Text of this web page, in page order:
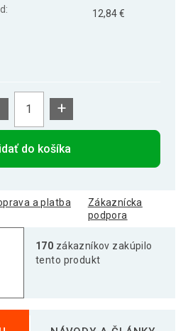
polica Volato, 40 cm,
12,84 €
+
do košíka
a platba
Zákaznícka
podpora
170 zákazníkov zakúpilo
tento produkt